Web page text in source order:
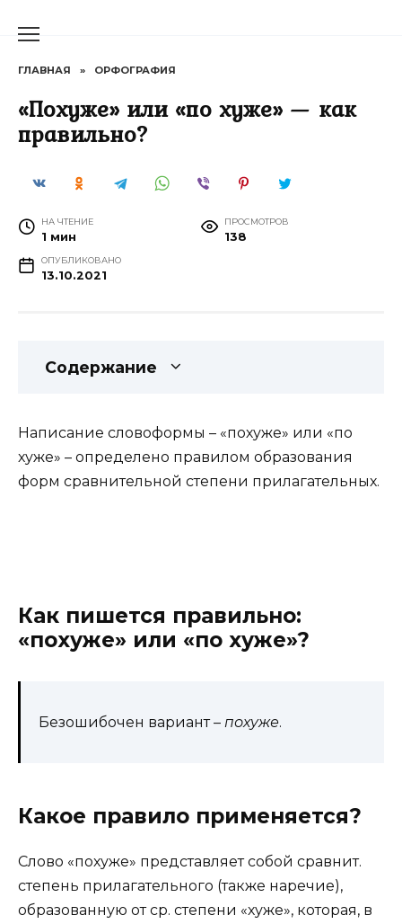
ГЛАВНАЯ » ОРФОГРАФИЯ
«Похуже» или «по хуже» — как
правильно?
НА ЧТЕНИЕ
1 мин
ПРОСМОТРОВ
138
ОПУБЛИКОВАНО
13.10.2021
Содержание
Написание словоформы – «похуже» или «по
хуже» – определено правилом образования
форм сравнительной степени прилагательных.
Как пишется правильно:
«похуже» или «по хуже»?
Безошибочен вариант – похуже.
Какое правило применяется?
Слово «похуже» представляет собой сравнит.
степень прилагательного (также наречие),
образованную от ср. степени «хуже», которая, в